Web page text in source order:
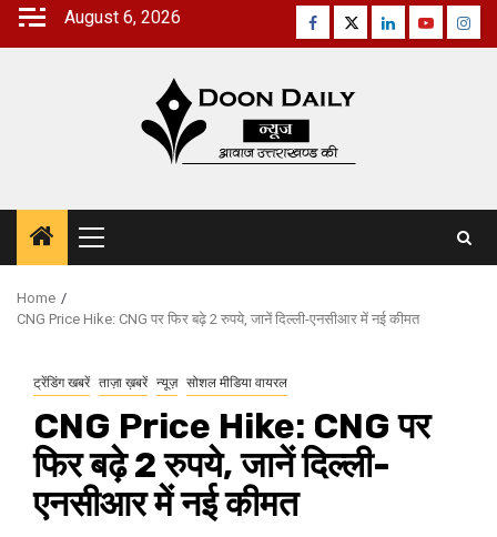
Skip
August 6, 2026 Facebook
TwitterLinkedinYoutube
Primary
Menu
Home
CNG Price Hike: CNG पर फिर बढ़े 2 रुपये, जानें दिल्ली-एनसीआर में नई कीमत
ट्रेंडिंग खबरें ताज़ा ख़बरें न्यूज़ सोशल मीडिया वायरल
CNG Price Hike: CNG पर
फिर बढ़े 2 रुपये, जानें दिल्ली-
एनसीआर में नई कीमत